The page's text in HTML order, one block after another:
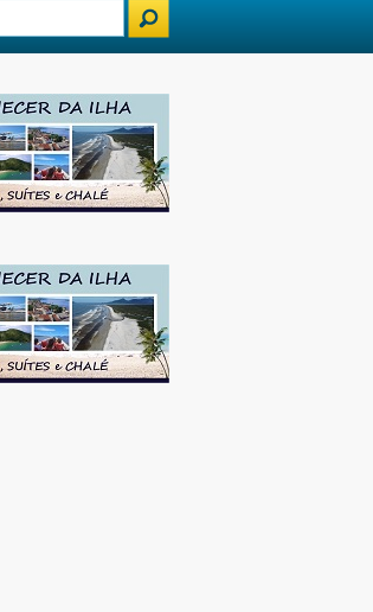
caminhoneiros marcada para 4 de dezembro: o que